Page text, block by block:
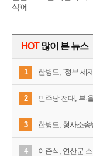
식’에
HOT많이 본 뉴스
1 한병도, “정부 세
2 민주당 전대, 부·
3 한병도, 형사소송
4 이준석, 연산군